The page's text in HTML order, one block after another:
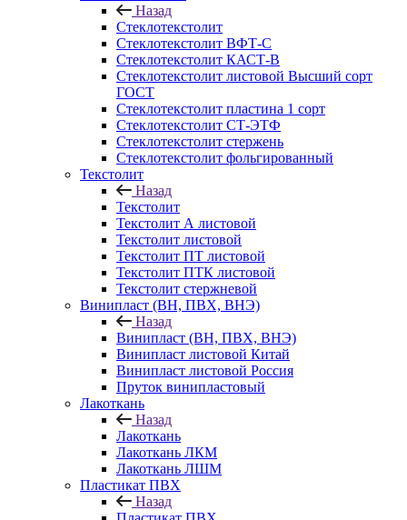
Назад
Стеклотекстолит
Стеклотекстолит ВФТ-С
Стеклотекстолит КАСТ-В
Стеклотекстолит листовой Высший сорт
ГОСТ
Стеклотекстолит пластина 1 сорт
Стеклотекстолит СТ-ЭТФ
Стеклотекстолит стержень
Стеклотекстолит фольгированный
Текстолит
Назад
Текстолит
Текстолит А листовой
Текстолит листовой
Текстолит ПТ листовой
Текстолит ПТК листовой
Текстолит стержневой
Винипласт (ВН, ПВХ, ВНЭ)
Назад
Винипласт (ВН, ПВХ, ВНЭ)
Винипласт листовой Китай
Винипласт листовой Россия
Пруток винипластовый
Лакоткань
Назад
Лакоткань
Лакоткань ЛКМ
Лакоткань ЛШМ
Пластикат ПВХ
Назад